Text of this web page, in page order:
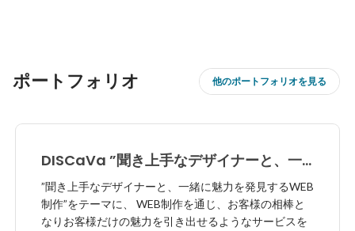
ポートフォリオ 他のポートフォリオを見る
DISCaVa ”聞き上手なデザイナーと、一
緒に魅力を発見するWEB制作”
”聞き上手なデザイナーと、一緒に魅力を発見するWEB
制作”をテーマに、 WEB制作を通じ、お客様の相棒と
なりお客様だけの魅力を引き出せるようなサービスを